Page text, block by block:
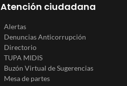
Atención ciudadana
Alertas
Denuncias Anticorrupción
Directorio
TUPA MIDIS
Buzón Virtual de Sugerencias
Mesa de partes